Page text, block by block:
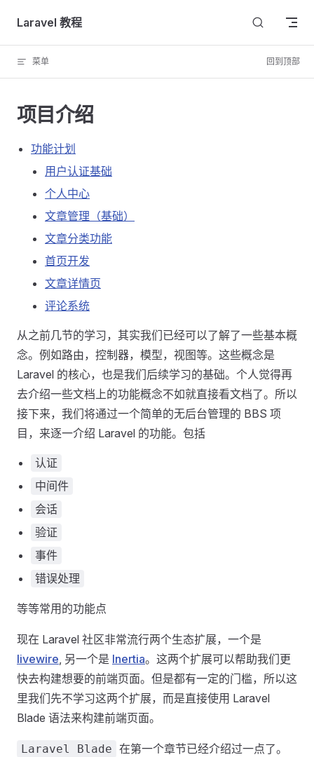
Skip to content
Laravel 教程
菜单 回到顶部
项目介绍
功能计划
用户认证基础
个人中心
文章管理（基础）
文章分类功能
首页开发
文章详情页
评论系统
从之前几节的学习，其实我们已经可以了解了一些基本概
念。例如路由，控制器，模型，视图等。这些概念是
Laravel 的核心，也是我们后续学习的基础。个人觉得再
去介绍一些文档上的功能概念不如就直接看文档了。所以
接下来，我们将通过一个简单的无后台管理的 BBS 项
目，来逐一介绍 Laravel 的功能。包括
认证
中间件
会话
验证
事件
错误处理
等等常用的功能点
现在 Laravel 社区非常流行两个生态扩展，一个是
livewire, 另一个是 Inertia。这两个扩展可以帮助我们更
快去构建想要的前端页面。但是都有一定的门槛，所以这
里我们先不学习这两个扩展，而是直接使用 Laravel
Blade 语法来构建前端页面。
Laravel Blade 在第一个章节已经介绍过一点了。